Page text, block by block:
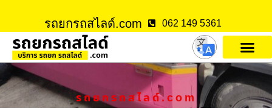
รถยกรถสไลด์.com 062 149 5361
รถยกรถสไลด์.com